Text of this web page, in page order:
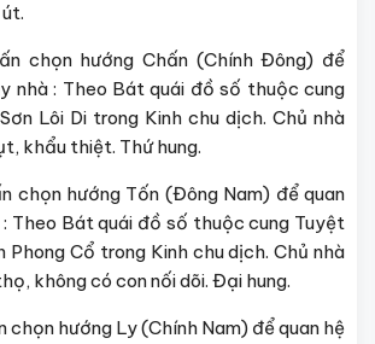
chọn hướng Chấn (Chính Đông) để
nhà : Theo Bát quái đồ số thuộc cung
Lôi Di trong Kinh chu dịch. Chủ nhà
khẩu thiệt. Thứ hung.
chọn hướng Tốn (Đông Nam) để quan
Theo Bát quái đồ số thuộc cung Tuyệt
Phong Cổ trong Kinh chu dịch. Chủ nhà
không có con nối dõi. Đại hung.
chọn hướng Ly (Chính Nam) để quan hệ